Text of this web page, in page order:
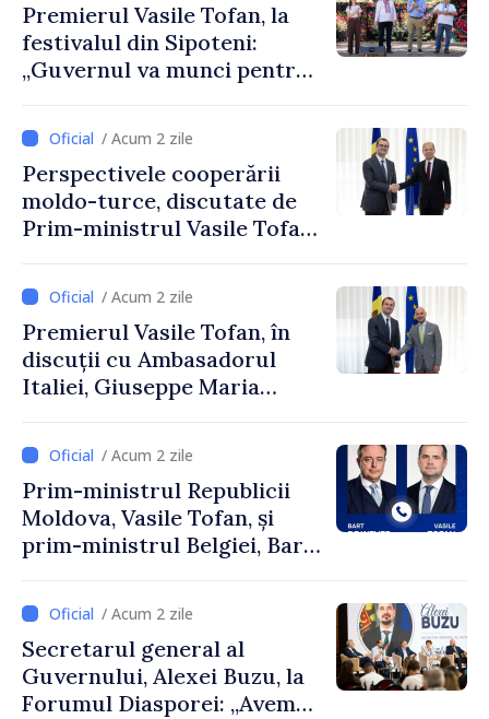
Premierul Vasile Tofan, la
festivalul din Sipoteni:
„Guvernul va munci pentru
comunitate și toți
moldovenii să prospere”
/ Acum 2 zile
Perspectivele cooperării
moldo-turce, discutate de
Prim-ministrul Vasile Tofan
Uygar Mustafa Sertel
/ Acum 2 zile
Premierul Vasile Tofan, în
discuții cu Ambasadorul
Italiei, Giuseppe Maria
/ Acum 2 zile
Prim-ministrul Republicii
Moldova, Vasile Tofan, și
prim-ministrul Belgiei, Bart
despre parcursul european
al Republicii Moldova.
/ Acum 2 zile
Secretarul general al
Guvernului, Alexei Buzu, la
Forumul Diasporei: „Avem